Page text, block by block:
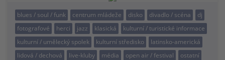
blues / soul / funk centrum mládeže disko divadlo / scéna
dj
fotografové
herci jazz klasická
kulturní / turistické informace
kulturní / umělecký spolek
kulturní středisko
latinsko-americká
lidová / dechová
live-kluby média open air / festival
ostatní